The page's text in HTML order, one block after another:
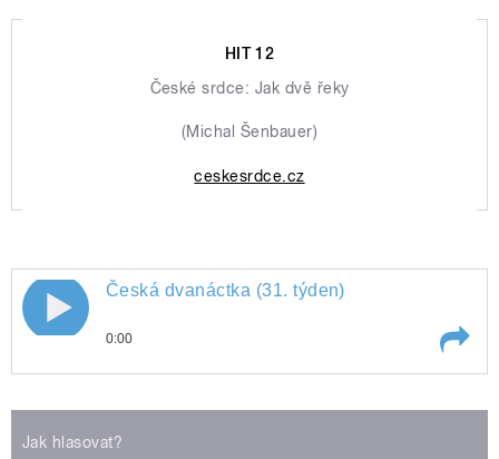
HIT 12
České srdce: Jak dvě řeky
(Michal Šenbauer)
ceskesrdce.cz
Česká dvanáctka (31. týden)
0:00
Jak hlasovat?